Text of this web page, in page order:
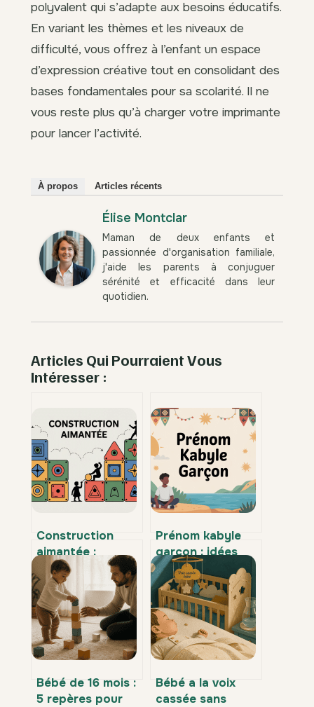
polyvalent qui s’adapte aux besoins éducatifs.
En variant les thèmes et les niveaux de
difficulté, vous offrez à l’enfant un espace
d’expression créative tout en consolidant des
bases fondamentales pour sa scolarité. Il ne
vous reste plus qu’à charger votre imprimante
pour lancer l’activité.
À propos Articles récents
Élise Montclar
Maman de deux enfants et
passionnée d'organisation familiale,
j'aide les parents à conjuguer
sérénité et efficacité dans leur
quotidien.
Articles Qui Pourraient Vous
Intéresser :
Construction
aimantée :
usages,
techniques et
idées créatives à
connaître
Prénom kabyle
garçon : idées
authentiques,
modernes et
pleines de sens
Bébé de 16 mois :
5 repères pour
Bébé a la voix
cassée sans